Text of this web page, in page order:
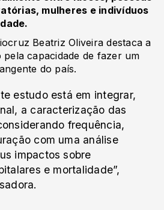
mulheres e indivíduos
Beatriz Oliveira destaca a
capacidade de fazer um
do país.
estudo está em integrar,
a caracterização das
frequência,
com uma análise
impactos sobre
e mortalidade”,